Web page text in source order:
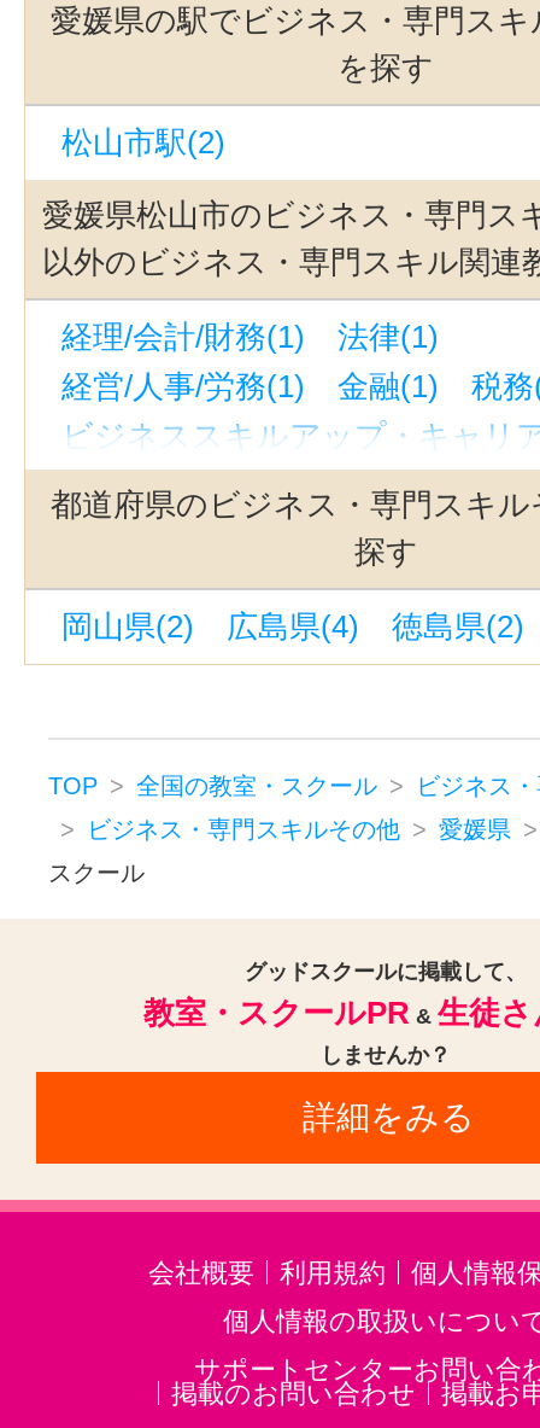
愛媛県の駅でビジネス・専門ス
を探す
松山市駅(2)
愛媛県松山市のビジネス・専門ス
以外のビジネス・専門スキル関連
経理/会計/財務(1)
法律(1)
経営/人事/労務(1)
金融(1)
税
ビジネススキルアップ・キャリ
都道府県のビジネス・専門スキ
探す
岡山県(2) 広島県(4) 徳島県(2)
TOP 全国の教室・スクール
ビジネス
ビジネス・専門スキルその他
愛媛県
スクール
グッドスクールに掲載して、
教室・スクールPR & 生徒
しませんか？
詳細をみる
会社概要 利用規約
個人情報
個人情報の取扱いについ
サポートセンターお問い合
掲載のお問い合わせ
掲載お